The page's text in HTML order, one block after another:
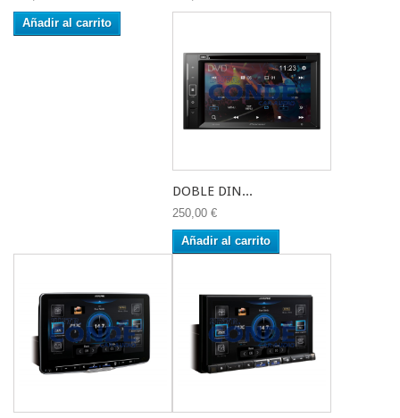
Añadir al carrito
DOBLE DIN...
250,00 €
Añadir al carrito